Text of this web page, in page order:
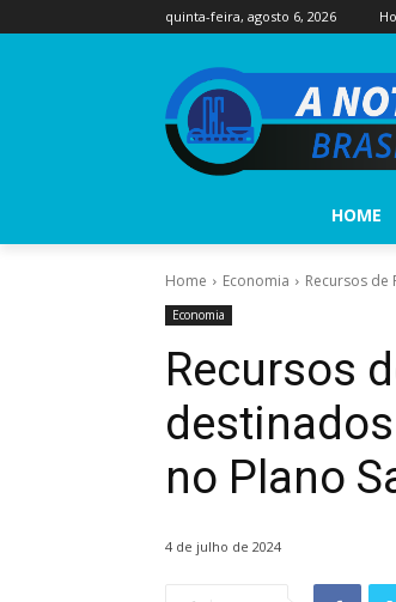
quinta-feira, agosto 6, 2026
HOME
Home Economia Recursos
Economia
Recursos
no Plano
4 de julho de 2024